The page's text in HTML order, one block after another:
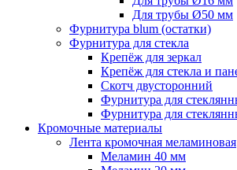
Для трубы Ø50 мм
Фурнитура blum (остатки)
Фурнитура для стекла
Крепёж для зеркал
Крепёж для стекла и
Скотч двусторонний
Фурнитура для
Фурнитура для
Кромочные материалы
Лента кромочная меламиновая
Меламин 40 мм